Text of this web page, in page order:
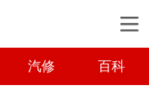
汽修 百科